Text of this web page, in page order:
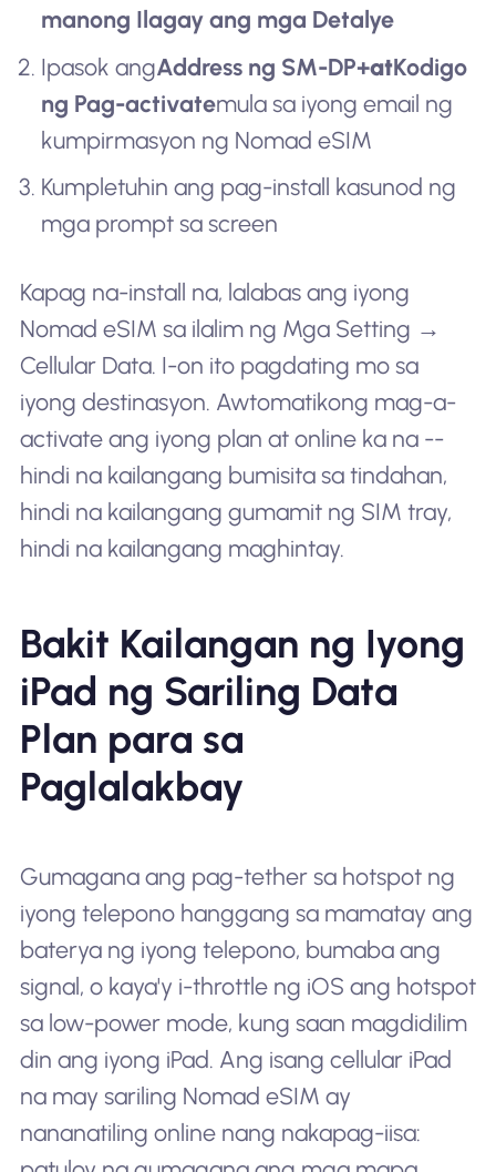
manong Ilagay ang mga Detalye
Ipasok angAddress ng SM-DP+atKodigo
ng Pag-activatemula sa iyong email ng
kumpirmasyon ng Nomad eSIM
Kumpletuhin ang pag-install kasunod ng
mga prompt sa screen
Kapag na-install na, lalabas ang iyong
Nomad eSIM sa ilalim ng Mga Setting →
Cellular Data. I-on ito pagdating mo sa
iyong destinasyon. Awtomatikong mag-a-
activate ang iyong plan at online ka na --
hindi na kailangang bumisita sa tindahan,
hindi na kailangang gumamit ng SIM tray,
hindi na kailangang maghintay.
Bakit Kailangan ng Iyong
iPad ng Sariling Data
Plan para sa
Paglalakbay
Gumagana ang pag-tether sa hotspot ng
iyong telepono hanggang sa mamatay ang
baterya ng iyong telepono, bumaba ang
signal, o kaya'y i-throttle ng iOS ang hotspot
sa low-power mode, kung saan magdidilim
din ang iyong iPad. Ang isang cellular iPad
na may sariling Nomad eSIM ay
nananatiling online nang nakapag-iisa: